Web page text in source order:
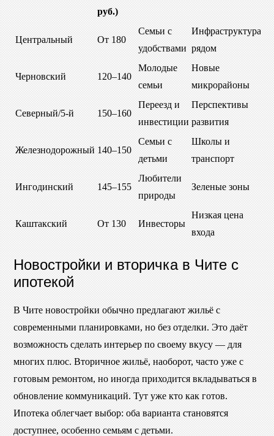
руб.)
Центральный От 180
Семьи с
удобствами
Инфраструктура
рядом
Черновский 120–140
Молодые
семьи
Новые
микрорайоны
Северный/5-й 150–160
Переезд и
инвестиции
Перспективы
развития
Железнодорожный 140–150
Семьи с
детьми
Школы и
транспорт
Ингодинский 145–155
Любители
природы
Зеленые зоны
Каштакский От 130 Инвесторы
Низкая цена
входа
Новостройки и вторичка в Чите с
ипотекой
В Чите новостройки обычно предлагают жильё с
современными планировками, но без отделки. Это даёт
возможность сделать интерьер по своему вкусу — для
многих плюс. Вторичное жильё, наоборот, часто уже с
готовым ремонтом, но иногда приходится вкладываться в
обновление коммуникаций. Тут уже кто как готов.
Ипотека облегчает выбор: оба варианта становятся
доступнее, особенно семьям с детьми.